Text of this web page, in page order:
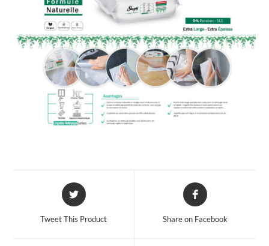
Opens
in
Tweet This Product
Opens
in
Share on Facebook